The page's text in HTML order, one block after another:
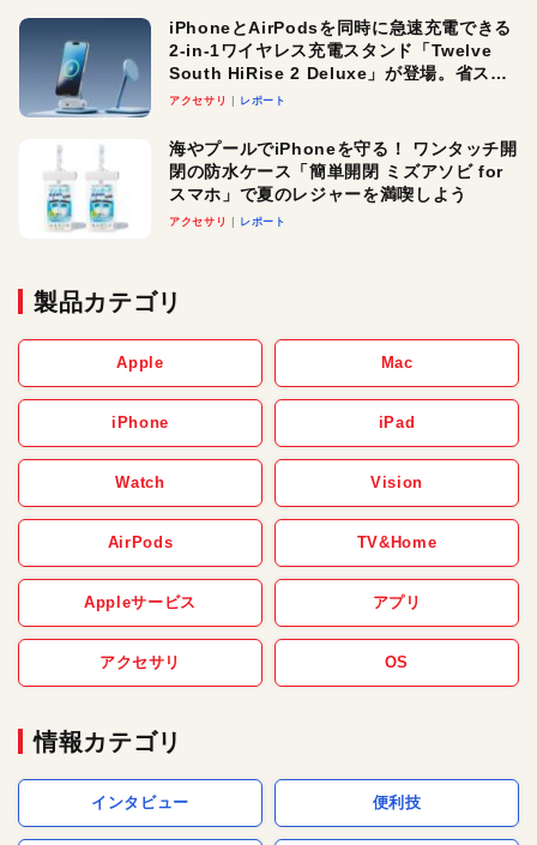
iPhoneとAirPodsを同時に急速充電できる
2-in-1ワイヤレス充電スタンド「Twelve
South HiRise 2 Deluxe」が登場。省スペ
ースでおしゃれに充電したい人にオスス
アクセサリ レポート
海やプールでiPhoneを守る！ ワンタッチ開
閉の防水ケース「簡単開閉 ミズアソビ for
スマホ」で夏のレジャーを満喫しよう
アクセサリ レポート
製品カテゴリ
Apple Mac
iPhone iPad
Watch Vision
AirPods TV&Home
Appleサービス アプリ
アクセサリ OS
情報カテゴリ
インタビュー 便利技